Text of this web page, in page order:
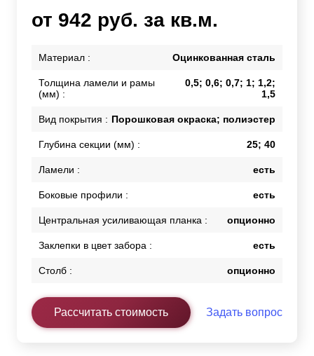
от 942 руб. за кв.м.
Материал : Оцинкованная сталь
Толщина ламели и рамы
(мм) :
0,5; 0,6; 0,7; 1; 1,2;
1,5
Вид покрытия : Порошковая окраска; полиэстер
Глубина секции (мм) : 25; 40
Ламели : есть
Боковые профили : есть
Центральная усиливающая планка : опционно
Заклепки в цвет забора : есть
Столб : опционно
Рассчитать стоимость Задать вопрос